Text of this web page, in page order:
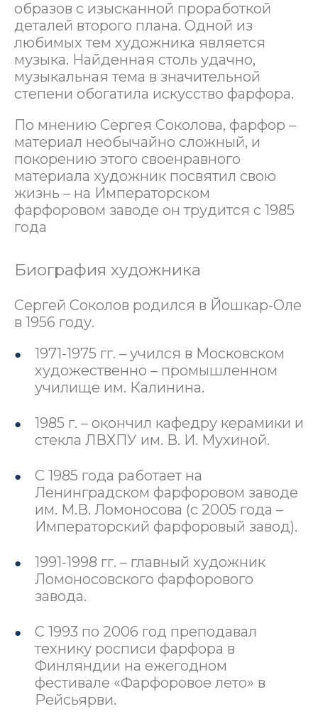
образов с изысканной проработкой
деталей второго плана. Одной из
любимых тем художника является
музыка. Найденная столь удачно,
музыкальная тема в значительной
степени обогатила искусство фарфора.
По мнению Сергея Соколова, фарфор –
материал необычайно сложный, и
покорению этого своенравного
материала художник посвятил свою
жизнь – на Императорском
фарфоровом заводе он трудится с 1985
года
Биография художника
Сергей Соколов родился в Йошкар-Оле
в 1956 году.
1971-1975 гг. – учился в Московском
художественно – промышленном
училище им. Калинина.
1985 г. – окончил кафедру керамики и
стекла ЛВХПУ им. В. И. Мухиной.
С 1985 года работает на
Ленинградском фарфоровом заводе
им. М.В. Ломоносова (с 2005 года –
Императорский фарфоровый завод).
1991-1998 гг. – главный художник
Ломоносовского фарфорового
завода.
С 1993 по 2006 год преподавал
технику росписи фарфора в
Финляндии на ежегодном
фестивале «Фарфоровое лето» в
Рейсьярви.